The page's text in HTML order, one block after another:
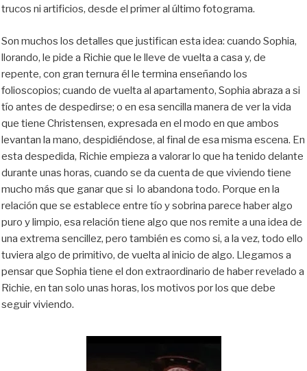
trucos ni artificios, desde el primer al último fotograma.
Son muchos los detalles que justifican esta idea: cuando Sophia,
llorando, le pide a Richie que le lleve de vuelta a casa y, de
repente, con gran ternura él le termina enseñando los
folioscopios; cuando de vuelta al apartamento, Sophia abraza a si
tío antes de despedirse; o en esa sencilla manera de ver la vida
que tiene Christensen, expresada en el modo en que ambos
levantan la mano, despidiéndose, al final de esa misma escena. En
esta despedida, Richie empieza a valorar lo que ha tenido delante
durante unas horas, cuando se da cuenta de que viviendo tiene
mucho más que ganar que si lo abandona todo. Porque en la
relación que se establece entre tío y sobrina parece haber algo
puro y limpio, esa relación tiene algo que nos remite a una idea de
una extrema sencillez, pero también es como si, a la vez, todo ello
tuviera algo de primitivo, de vuelta al inicio de algo. Llegamos a
pensar que Sophia tiene el don extraordinario de haber revelado a
Richie, en tan solo unas horas, los motivos por los que debe
seguir viviendo.